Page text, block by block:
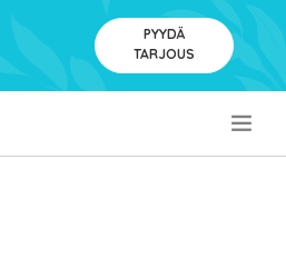
PYYDÄ
TARJOUS